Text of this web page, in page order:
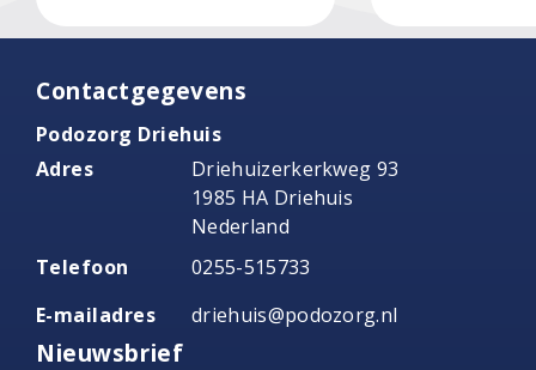
Contactgegevens
Podozorg Driehuis
Adres
Driehuizerkerkweg 93
1985 HA Driehuis
Nederland
Telefoon
0255-515733
E-mailadres
driehuis@podozorg.nl
Nieuwsbrief